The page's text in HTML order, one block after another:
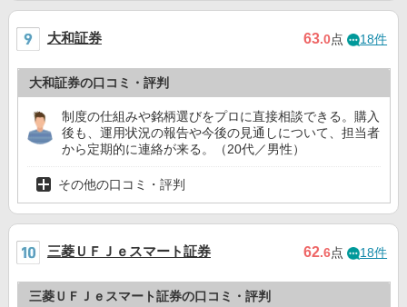
大和証券 63.0点 18件
大和証券の口コミ・評判
制度の仕組みや銘柄選びをプロに直接相談できる。購入
後も、運用状況の報告や今後の見通しについて、担当者
から定期的に連絡が来る。（20代／男性）
その他の口コミ・評判
三菱ＵＦＪｅスマート証券 62.6点 18件
三菱ＵＦＪｅスマート証券の口コミ・評判